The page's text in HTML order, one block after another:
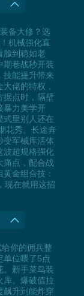
备大修？选
机械强化直
脸到稳如老
期巷战秒开装
技能提升带来
佬的特权，
据点时，隔壁
暴力美学开
式里别人还在
花秀。长途奔
变军械库活体
波超规格强化
痛点，配合战
金组合技：
现在就用这招
你的佣兵整
单位喂了5点
。新手菜鸟装
库。爆破值拉
飙升到能炸穿